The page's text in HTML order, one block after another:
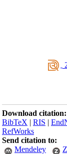
Download citation:
BibTeX |RIS |
RefWorks
Send citation to:
Mendeley